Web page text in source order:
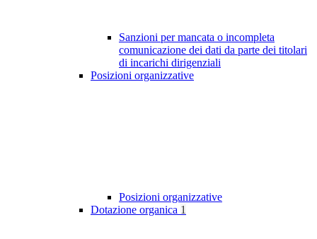
Sanzioni per mancata o incompleta
comunicazione dei dati da parte dei titolari
di incarichi dirigenziali
Posizioni organizzative
Posizioni organizzative
Dotazione organica 1